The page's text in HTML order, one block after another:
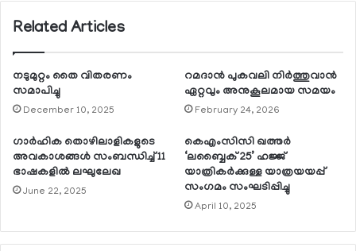
Related Articles
നടുമുറ്റം തൈ വിതരണം
സമാപിച്ചു
December 10, 2025
റമദാന്‍ പുകവലി നിര്‍ത്തുവാന്‍
ഏറ്റവും അനുകൂലമായ സമയം
February 24, 2026
ഗാര്‍ഹിക തൊഴിലാളികളുടെ
അവകാശങ്ങള്‍ സംബന്ധിച്ച് 11
ഭാഷകളില്‍ ലഘുലേഖ
June 22, 2025
കെഎംസിസി ഖത്തര്‍
‘ലബ്ബൈക് 25’ ഹജ്ജ്
യാത്രികര്‍ക്കുള്ള യാത്രയയപ്പ്
സംഗമം സംഘടിപ്പിച്ചു
April 10, 2025